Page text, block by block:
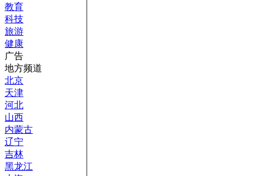
教育
科技
旅游
健康
广告
地方频道
北京
天津
河北
山西
内蒙古
辽宁
吉林
黑龙江